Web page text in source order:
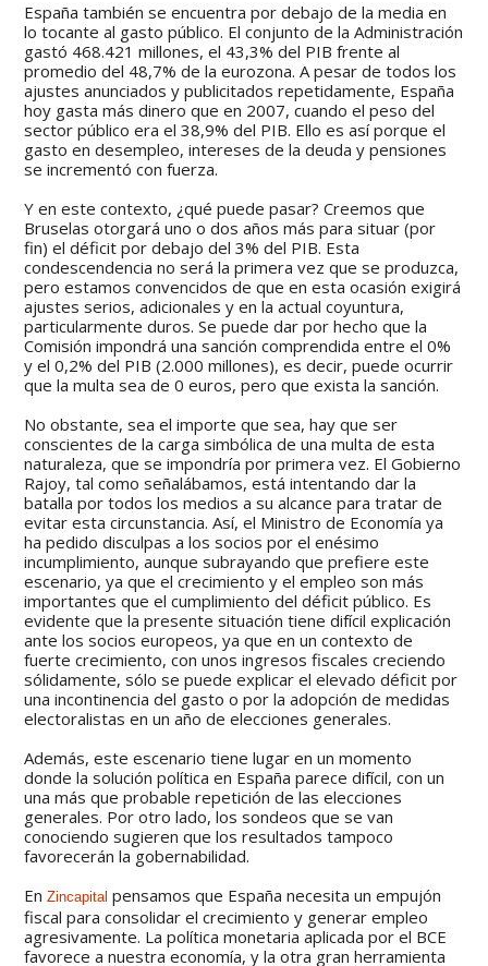
España también se encuentra por debajo de la media en
lo tocante al gasto público. El conjunto de la Administración
gastó 468.421 millones, el 43,3% del PIB frente al
promedio del 48,7% de la eurozona. A pesar de todos los
ajustes anunciados y publicitados repetidamente, España
hoy gasta más dinero que en 2007, cuando el peso del
sector público era el 38,9% del PIB. Ello es así porque el
gasto en desempleo, intereses de la deuda y pensiones
se incrementó con fuerza.
Y en este contexto, ¿qué puede pasar? Creemos que
Bruselas otorgará uno o dos años más para situar (por
fin) el déficit por debajo del 3% del PIB. Esta
condescendencia no será la primera vez que se produzca,
pero estamos convencidos de que en esta ocasión exigirá
ajustes serios, adicionales y en la actual coyuntura,
particularmente duros. Se puede dar por hecho que la
Comisión impondrá una sanción comprendida entre el 0%
y el 0,2% del PIB (2.000 millones), es decir, puede ocurrir
que la multa sea de 0 euros, pero que exista la sanción.
No obstante, sea el importe que sea, hay que ser
conscientes de la carga simbólica de una multa de esta
naturaleza, que se impondría por primera vez. El Gobierno
Rajoy, tal como señalábamos, está intentando dar la
batalla por todos los medios a su alcance para tratar de
evitar esta circunstancia. Así, el Ministro de Economía ya
ha pedido disculpas a los socios por el enésimo
incumplimiento, aunque subrayando que prefiere este
escenario, ya que el crecimiento y el empleo son más
importantes que el cumplimiento del déficit público. Es
evidente que la presente situación tiene difícil explicación
ante los socios europeos, ya que en un contexto de
fuerte crecimiento, con unos ingresos fiscales creciendo
sólidamente, sólo se puede explicar el elevado déficit por
una incontinencia del gasto o por la adopción de medidas
electoralistas en un año de elecciones generales.
Además, este escenario tiene lugar en un momento
donde la solución política en España parece difícil, con un
una más que probable repetición de las elecciones
generales. Por otro lado, los sondeos que se van
conociendo sugieren que los resultados tampoco
favorecerán la gobernabilidad.
EnZincapitalpensamos que España necesita un empujón
fiscal para consolidar el crecimiento y generar empleo
agresivamente. La política monetaria aplicada por el BCE
favorece a nuestra economía, y la otra gran herramienta